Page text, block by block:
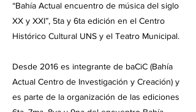
“Bahía Actual encuentro de música del siglo
XX y XXI”, 5ta y 6ta edición en el Centro
Histórico Cultural UNS y el Teatro Municipal.
Desde 2016 es integrante de baCiC (Bahía
Actual Centro de Investigación y Creación) y
es parte de la organización de las ediciones